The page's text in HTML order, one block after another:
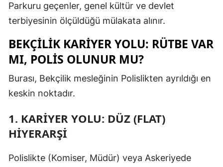
Parkuru geçenler, genel kültür ve devlet
terbiyesinin ölçüldüğü mülakata alınır.
BEKÇILIK KARIYER YOLU: RÜTBE VAR
MI, POLIS OLUNUR MU?
Burası, Bekçilik mesleğinin Polislikten ayrıldığı en
keskin noktadır.
1. KARIYER YOLU: DÜZ (FLAT)
HIYERARŞI
Polislikte (Komiser, Müdür) veya Askeriyede